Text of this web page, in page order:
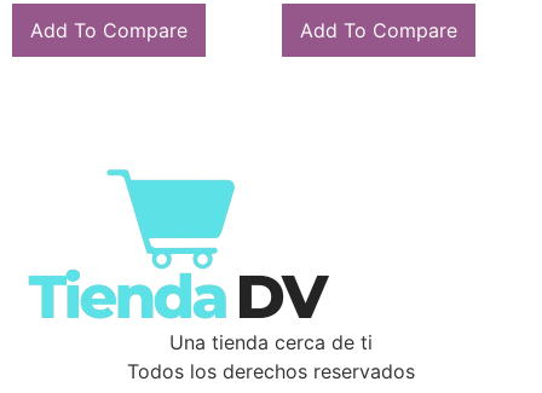
Add To Compare Add To Compare
Una tienda cerca de ti
Todos los derechos reservados